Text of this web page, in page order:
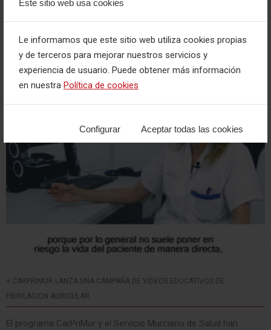
Este sitio web usa cookies
Le informamos que este sitio web utiliza cookies propias
y de terceros para mejorar nuestros servicios y
experiencia de usuario. Puede obtener más información
en nuestra Política de cookies
Configurar Aceptar todas las cookies
+ CARPRIMUR LANZA UNA CAMPAÑA DE VIDEOS EDUCATIVOS DE
FIBRILACION AURICULAR
El programa CarPriMur y el Servicio Murciano de Salud han